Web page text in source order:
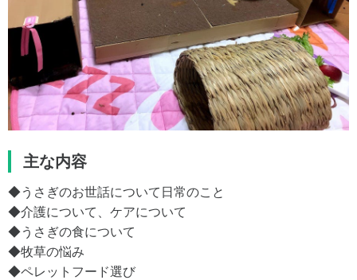
主な内容
◆うさぎのお世話について日常のこと
◆介護について、ケアについて
◆うさぎの食について
◆牧草の悩み
◆ペレットフード選び